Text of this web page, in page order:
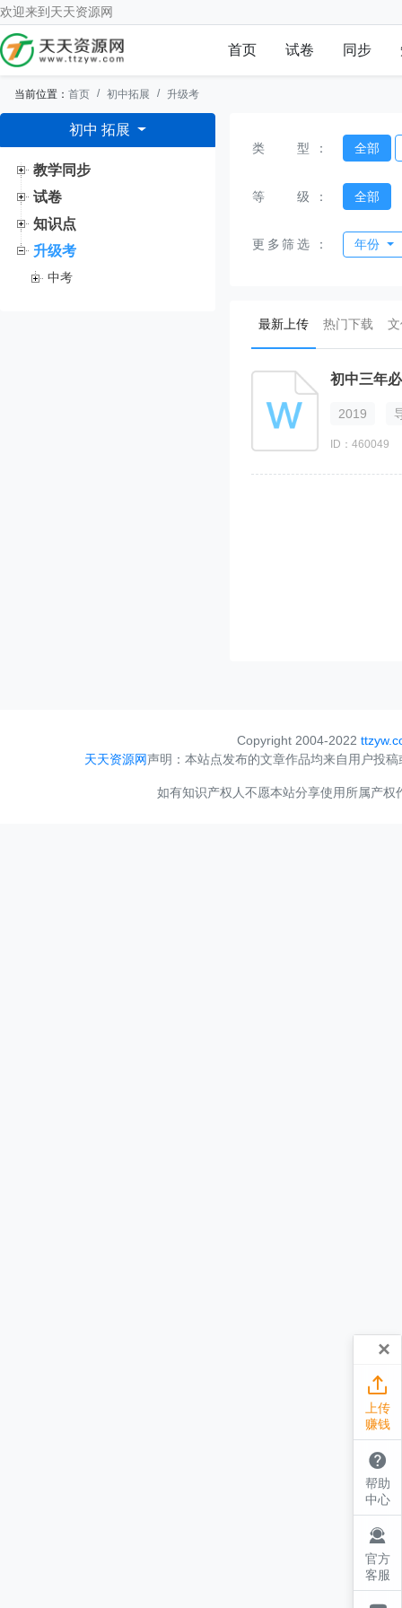
欢迎来到 天天资源网
首页 试卷 同步
当前位置： 首页 初中拓展 升级考
初中 拓展
教学同步
试卷
知识点
升级考
中考
类型 ： 全部
等级 ： 全部
更多筛选 ： 年份
最新上传(current)
热门下载
初中三年
2019
ID：460049
Copyright 2004-2022
天天资源网声明：本站点发布的文章作品均来自用户投
如有知识产权人不愿本站分享使用所属产
×

上传
赚钱

帮助
中心

官方
客服